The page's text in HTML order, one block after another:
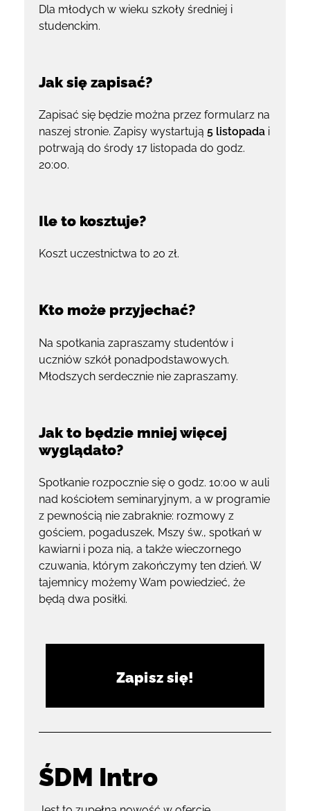
Dla młodych w wieku szkoły średniej i
studenckim.
Jak się zapisać?
Zapisać się będzie można przez formularz na
naszej stronie. Zapisy wystartują5 listopada i
potrwają do środy 17 listopada do godz.
20:00.
Ile to kosztuje?
Koszt uczestnictwa to 20 zł.
Kto może przyjechać?
Na spotkania zapraszamy studentów i
uczniów szkół ponadpodstawowych.
Młodszych serdecznie nie zapraszamy.
Jak to będzie mniej więcej
wyglądało?
Spotkanie rozpocznie się o godz. 10:00 w auli
nad kościołem seminaryjnym, a w programie
z pewnością nie zabraknie: rozmowy z
gościem, pogaduszek, Mszy św., spotkań w
kawiarni i poza nią, a także wieczornego
czuwania, którym zakończymy ten dzień. W
tajemnicy możemy Wam powiedzieć, że
będą dwa posiłki.
Zapisz się!
ŚDM Intro